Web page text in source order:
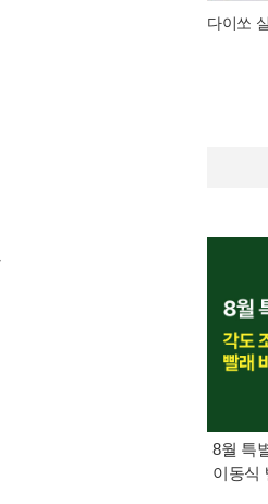
다이쏘
8월 특
이동식